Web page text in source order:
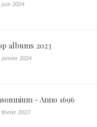
juin 2024
albums 2023
janvier 2024
- Anno 1696
février 2023